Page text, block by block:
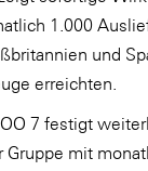
1.000
und
erreichten.
7 festigt
Gruppe mit